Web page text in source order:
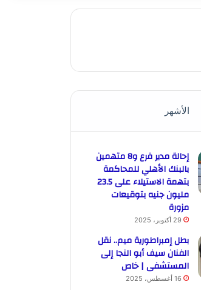
الأشهر
إحالة مدير فرع و8 متهمين
بالبنك الأهلي للمحاكمة
بتهمة الاستيلاء على 23.5
مليون جنيه بتوقيعات
مزورة
29 أكتوبر، 2025
بطل إمبراطورية ميم.. نقل
الفنان سيف أبو النجا إلى
المستشفى | خاص
16 أغسطس، 2025